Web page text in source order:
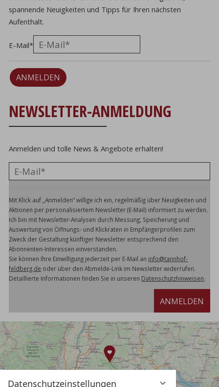
Datenschutzeinstellungen
spannende Neuigkeiten und Tipps für Ihren nächsten
Aufenthalt.
E-Mail*
ANMELDEN
NEWSLETTER-ANMELDUNG
Anmelden und tolle News & Angebote erhalten!
Mit Klick auf „Anmelden“ willige ich ein, regelmäßig über Neuigkeiten und
Aktionen per personalisiertem Newsletter (E-Mail) informiert zu werden.
Ich bin mit Newsletter-Analysen durch Messung, Speicherung und
Auswertung von Öffnungs- und Klickraten in Empfängerprofilen zum
Zweck der Gestaltung künftiger Newsletter entsprechend den
Abonnenten-Interessen einverstanden.
Sie können Ihre Einwilligung jederzeit per E-Mail an info@tannhof-
feldberg.de oder über den Abmelde-Link im Newsletter widerrufen.
Detaillierte Informationen finden Sie in unseren Datenschutzhinweisen.
ANMELDEN